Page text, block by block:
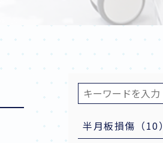
半月板損傷（10）